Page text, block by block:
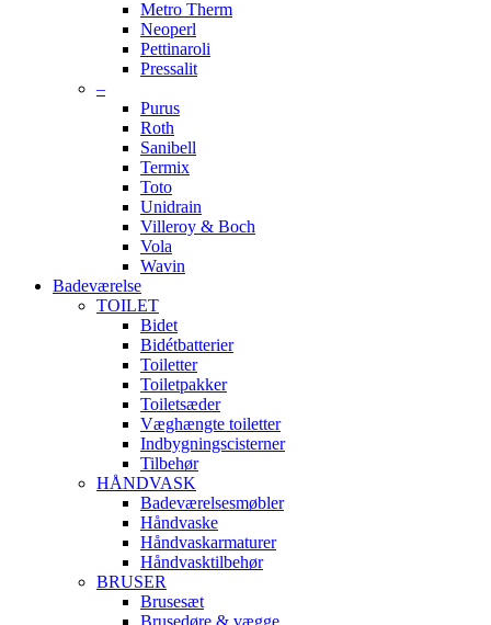
Metro Therm
Neoperl
Pettinaroli
Pressalit
–
Purus
Roth
Sanibell
Termix
Toto
Unidrain
Villeroy & Boch
Vola
Wavin
Badeværelse
TOILET
Bidet
Bidétbatterier
Toiletter
Toiletpakker
Toiletsæder
Væghængte toiletter
Indbygningscisterner
Tilbehør
HÅNDVASK
Badeværelsesmøbler
Håndvaske
Håndvaskarmaturer
Håndvasktilbehør
BRUSER
Brusesæt
Brusedøre & vægge